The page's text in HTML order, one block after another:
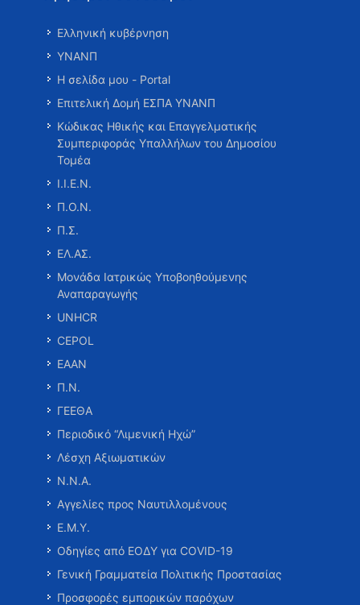
Ελληνική κυβέρνηση
ΥΝΑΝΠ
Η σελίδα μου - Portal
Επιτελική Δομή ΕΣΠΑ ΥΝΑΝΠ
Κώδικας Ηθικής και Επαγγελματικής
Συμπεριφοράς Υπαλλήλων του Δημοσίου
Τομέα
Ι.Ι.Ε.Ν.
Π.Ο.Ν.
Π.Σ.
ΕΛ.ΑΣ.
Μονάδα Ιατρικώς Υποβοηθούμενης
Αναπαραγωγής
UNHCR
CEPOL
ΕΑΑΝ
Π.Ν.
ΓΕΕΘΑ
Περιοδικό “Λιμενική Ηχώ”
Λέσχη Αξιωματικών
Ν.Ν.Α.
Αγγελίες προς Ναυτιλλομένους
Ε.Μ.Υ.
Οδηγίες από ΕΟΔΥ για COVID-19
Γενική Γραμματεία Πολιτικής Προστασίας
Προσφορές εμπορικών παρόχων